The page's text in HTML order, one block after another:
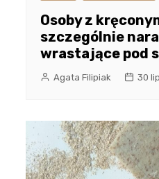
Osoby z
szczególnie
wrastające pod
Agata Filipiak 30